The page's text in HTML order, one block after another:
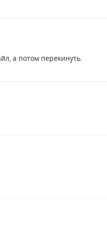
а потом перекинуть.